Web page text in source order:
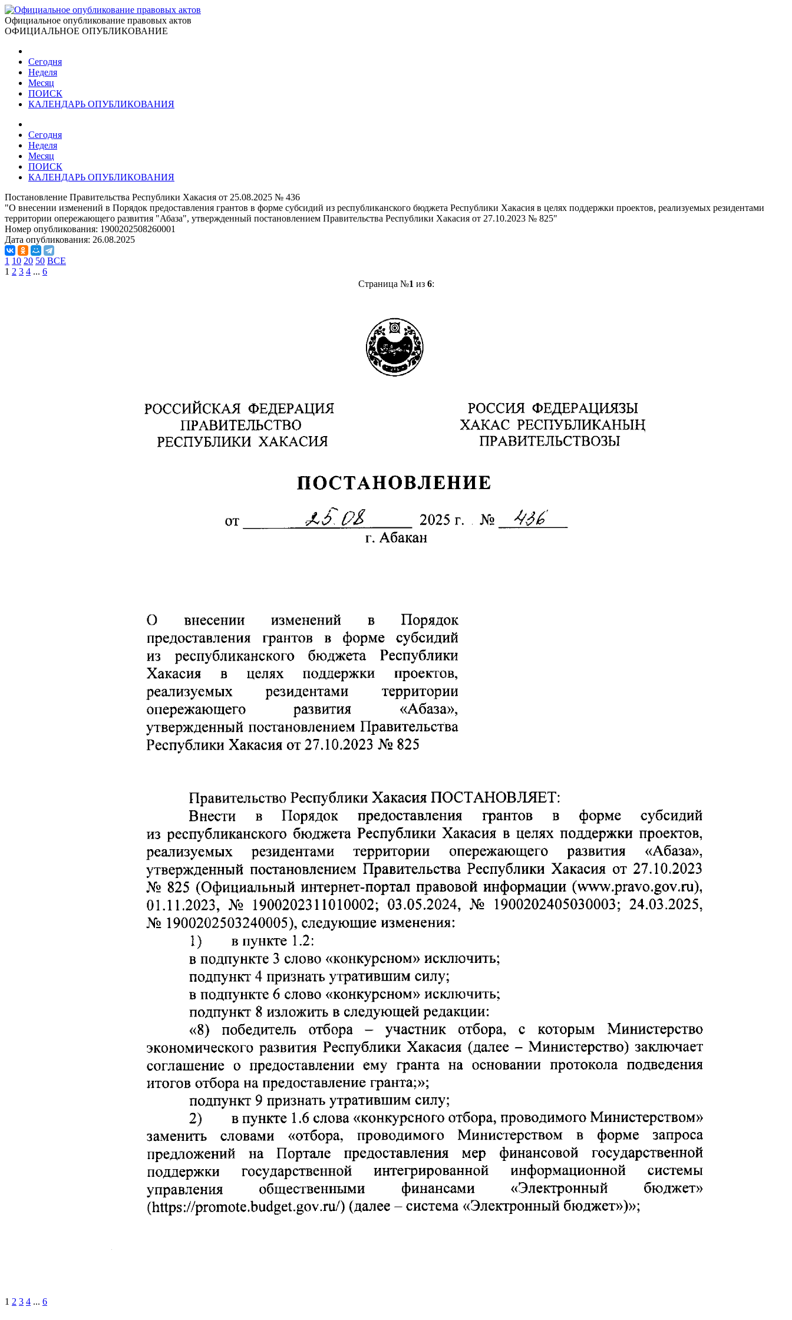
Официальное опубликование правовых актов
ОФИЦИАЛЬНОЕ ОПУБЛИКОВАНИЕ
Сегодня
Неделя
Месяц
ПОИСК
КАЛЕНДАРЬ ОПУБЛИКОВАНИЯ
Сегодня
Неделя
Месяц
ПОИСК
КАЛЕНДАРЬ ОПУБЛИКОВАНИЯ
Постановление Правительства Республики Хакасия от 25.08.2025 № 436
"О внесении изменений в Порядок предоставления грантов в форме субсидий из республиканского бюджета Республики Хакасия в целях поддержки проектов, реализуемых резидентами
территории опережающего развития "Абаза", утвержденный постановлением Правительства Республики Хакасия от 27.10.2023 № 825"
Номер опубликования: 1900202508260001
Дата опубликования: 26.08.2025
1 10 20 50 ВСЕ
1 2 3 4 ... 6
Страница №1 из 6:
1 2 3 4 ... 6